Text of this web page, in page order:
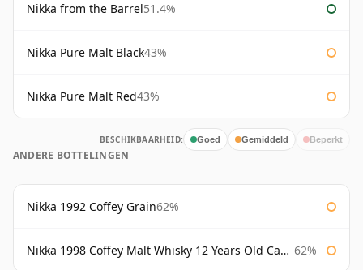
Nikka from the Barrel51.4%
Nikka Pure Malt Black43%
Nikka Pure Malt Red43%
BESCHIKBAARHEID: Goed Gemiddeld Beperkt
ANDERE BOTTELINGEN
Nikka 1992 Coffey Grain62%
Nikka 1998 Coffey Malt Whisky 12 Years Old Cask #133421 62%